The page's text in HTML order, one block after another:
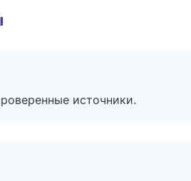
источники.